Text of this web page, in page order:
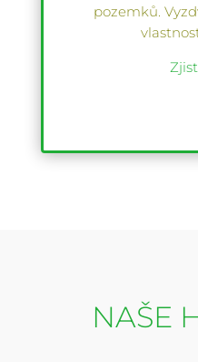
pozemků.
NAŠE